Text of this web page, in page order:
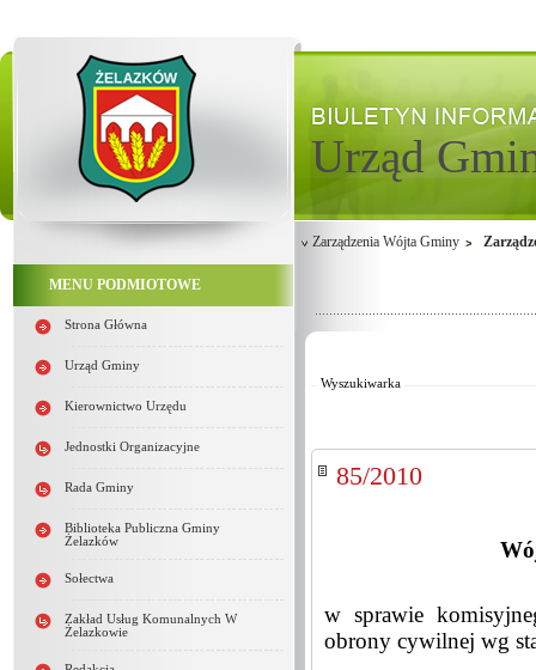
Urząd
MENU PODMIOTOWE
Strona Główna
Urząd Gminy
Kierownictwo Urzędu
Jednostki Organizacyjne
Rada Gminy
Biblioteka Publiczna Gminy
Żelazków
Sołectwa
Zakład Usług Komunalnych W
Żelazkowie
Zarządzenia Wójta Gminy
Wyszukiwarka
Od:
85/2010
w sprawie
obrony cywilnej wg